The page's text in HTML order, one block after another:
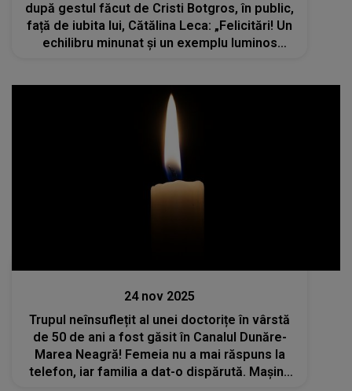
după gestul făcut de Cristi Botgros, în public,
față de iubita lui, Cătălina Leca: „Felicitări! Un
echilibru minunat și un exemplu luminos
24 nov 2025
Trupul neînsuflețit al unei doctorițe în vârstă
de 50 de ani a fost găsit în Canalul Dunăre-
Marea Neagră! Femeia nu a mai răspuns la
telefon, iar familia a dat-o dispărută. Mașina